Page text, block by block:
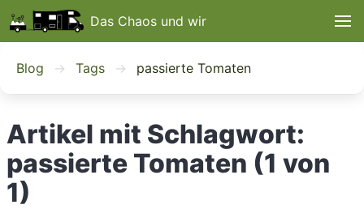
Das Chaos und wir
Blog Tags passierte Tomaten
Artikel mit Schlagwort:
passierte Tomaten (1 von
1)